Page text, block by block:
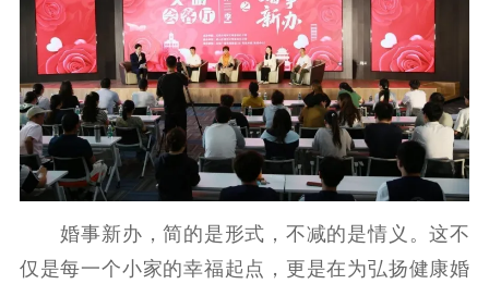
婚事新办，简的是形式，不减的是情义。这不
仅是每一个小家的幸福起点，更是在为弘扬健康婚